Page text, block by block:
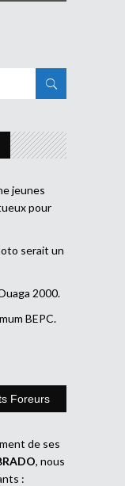
jeunes
pour
serait un
2000.
BEPC.
Foreurs
de ses
, nous
: